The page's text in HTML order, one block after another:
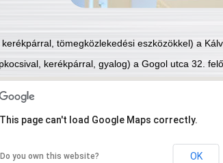
tömegközlekedési eszközökkel) a
kerékpárral, gyalog) a Gogol utca 32.
This page can't load Google Maps correctly.
Do you own this website? OK